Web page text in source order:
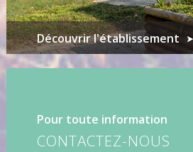
Découvrir l'établissement
Pour toute information
CONTACTEZ-NOUS